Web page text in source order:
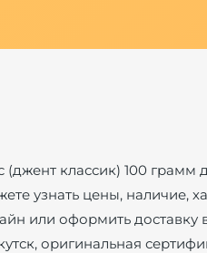
(джент классик) 100
узнать цены, наличие,
или оформить
оригинальная